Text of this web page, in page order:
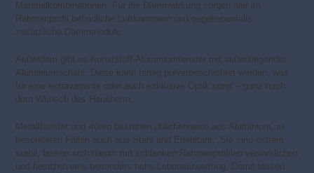
Materialkombinationen. Für die Dämmwirkung sorgen hier im
Rahmenprofil befindliche Luftkammern und gegebenenfalls
zusätzliche Dämmmodule.
Außerdem gibt es Kunststoff-Aluminiumfenster mit außenliegender
Aluminiumschale. Diese kann farbig pulverbeschichtet werden, was
für eine extravagante oder auch exklusive Optik sorgt – ganz nach
dem Wunsch des Hausherrn.
Metallfenster und -türen bestehen üblicherweise aus Aluminium, in
besonderen Fällen auch aus Stahl und Edelstahl. „Sie sind extrem
stabil, lassen sich darum mit schlanken Rahmenprofilen verwirklichen
und besitzen eine besonders hohe Lebenserwartung. Damit lassen